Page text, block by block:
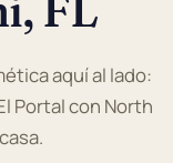
aquí al lado:
Portal con North